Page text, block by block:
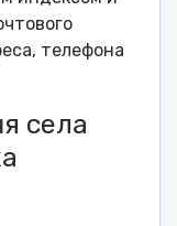
телефона
села